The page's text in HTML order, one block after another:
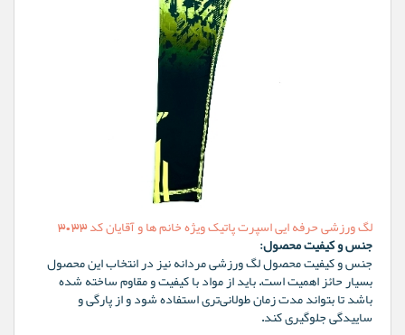
لگ ورزشی حرفه ایی اسپرت پاتیک ویژه خانم ها و آقایان کد 3033
جنس و کیفیت محصول:
جنس و کیفیت محصول لگ ورزشی مردانه نیز در انتخاب این محصول
بسیار حائز اهمیت است. باید از مواد با کیفیت و مقاوم ساخته شده
باشد تا بتواند مدت زمان طولانی‌تری استفاده شود و از پارگی و
ساییدگی جلوگیری کند.